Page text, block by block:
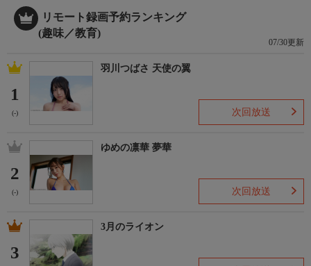
リモート録画予約ランキング
(趣味／教育)
07/30更新
1
(-)
羽川つばさ 天使の翼
次回放送
2
(-)
ゆめの凛華 夢華
次回放送
3
3月のライオン